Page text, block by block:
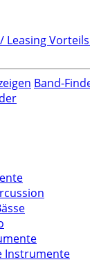
Leasing
Band-
Instrumente